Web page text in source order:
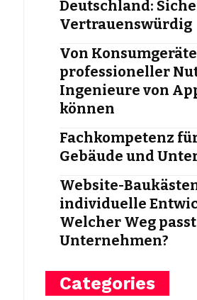
Deutschland:
Vertrauenswürdig
Von
professioneller
Ingenieure von
können
Fachkompetenz
Gebäude und
Website-
individuelle
Welcher Weg
Unternehmen?
Categories